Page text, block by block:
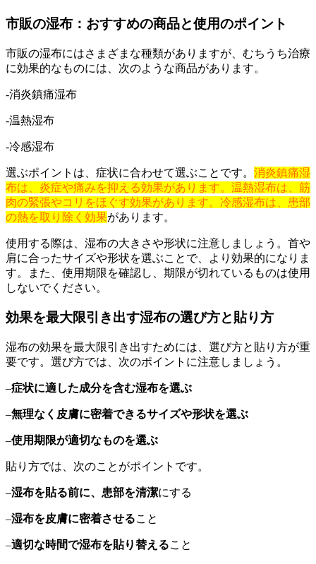
市販の湿布：おすすめの商品と使用のポイント
市販の湿布にはさまざまな種類がありますが、むちうち治療
に効果的なものには、次のような商品があります。
-消炎鎮痛湿布
-温熱湿布
-冷感湿布
選ぶポイントは、症状に合わせて選ぶことです。 消炎鎮痛湿
布は、炎症や痛みを抑える効果があります。温熱湿布は、筋
肉の緊張やコリをほぐす効果があります。冷感湿布は、患部
の熱を取り除く効果があります。
使用する際は、湿布の大きさや形状に注意しましょう。首や
肩に合ったサイズや形状を選ぶことで、より効果的になりま
す。また、使用期限を確認し、期限が切れているものは使用
しないでください。
効果を最大限引き出す湿布の選び方と貼り方
湿布の効果を最大限引き出すためには、選び方と貼り方が重
要です。選び方では、次のポイントに注意しましょう。
–症状に適した成分を含む湿布を選ぶ
–無理なく皮膚に密着できるサイズや形状を選ぶ
–使用期限が適切なものを選ぶ
貼り方では、次のことがポイントです。
–湿布を貼る前に、患部を清潔にする
–湿布を皮膚に密着させること
–適切な時間で湿布を貼り替えること